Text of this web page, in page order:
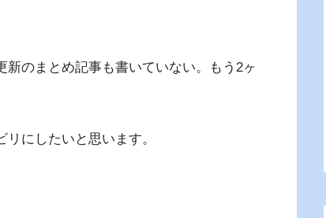
のまとめ記事も書いていない。もう2ヶ
にしたいと思います。